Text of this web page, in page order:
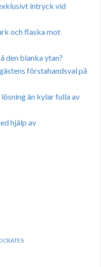
intryck vid
och flaska mot
den blanka ytan?
förstahandsval på
än kylar fulla av
hjälp av